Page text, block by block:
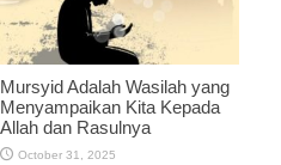
Mursyid Adalah Wasilah yang
Menyampaikan Kita Kepada
Allah dan Rasulnya
October 31, 2025